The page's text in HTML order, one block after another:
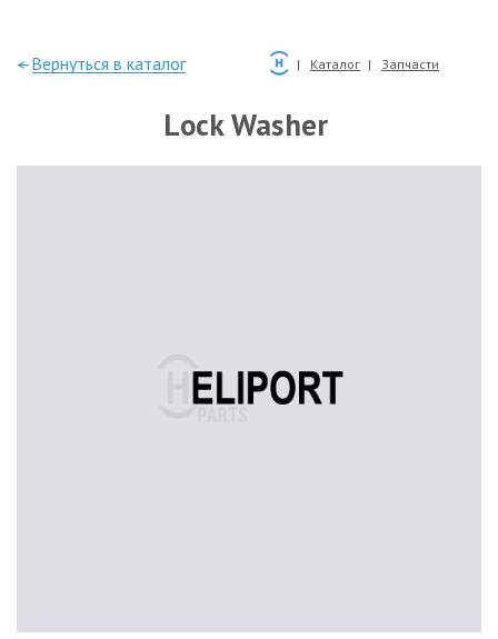
—Вернуться в каталог Каталог Запчасти
Lock Washer